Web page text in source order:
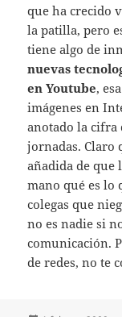
que ha crecido
la patilla, pero
tiene algo de
nuevas
en Youtube,
imágenes en
anotado la cifra
jornadas. Claro
añadida de que
mano qué es lo
colegas que
no es nadie si
comunicación.
de redes, no te